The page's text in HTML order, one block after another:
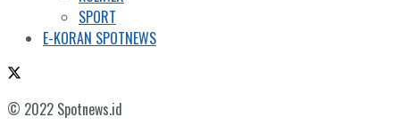
SPORT
E-KORAN SPOTNEWS
© 2022 Spotnews.id